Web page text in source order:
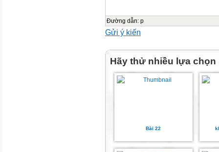
Câu 4. Tìm hiểu thông tin
bảng.
Trạng thái
Khả năng tan trong nước
Đường dẫn: p
Gửi ý kiến
Hãy thử nhiều lựa chọn
Bài 22